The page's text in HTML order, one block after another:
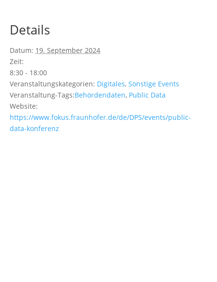
Details
Datum: 19. September 2024
Zeit:
8:30 - 18:00
Veranstaltungskategorien: Digitales, Sonstige Events
Veranstaltung-Tags:Behördendaten, Public Data
Website:
https://www.fokus.fraunhofer.de/de/DPS/events/public-
data-konferenz